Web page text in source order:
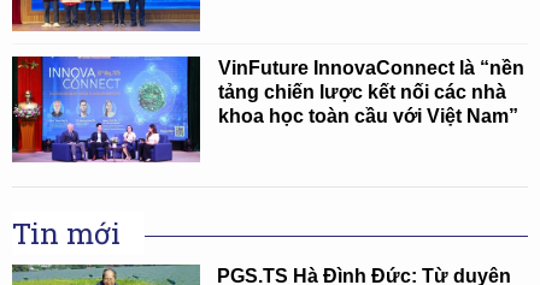
VinFuture InnovaConnect là “nền
tảng chiến lược kết nối các nhà
khoa học toàn cầu với Việt Nam”
Tin mới
PGS.TS Hà Đình Đức: Từ duyên